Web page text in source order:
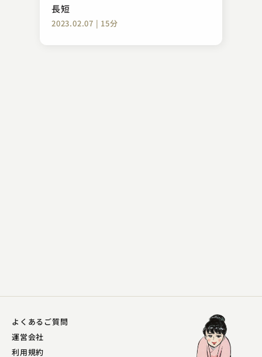
長短
2023.02.07 | 15分
2024.05.18 | 13分
よくあるご質問
運営会社
利用規約